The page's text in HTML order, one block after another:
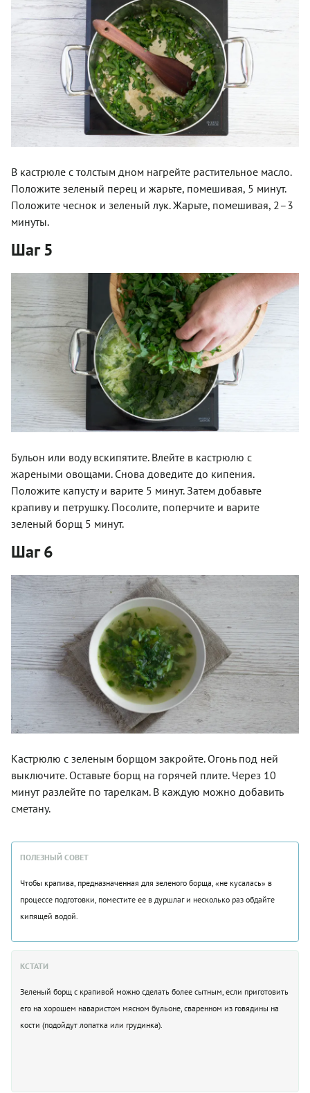
В кастрюле с толстым дном нагрейте растительное масло.
Положите зеленый перец и жарьте, помешивая, 5 минут.
Положите чеснок и зеленый лук. Жарьте, помешивая, 2–3
минуты.
Шаг 5
Бульон или воду вскипятите. Влейте в кастрюлю с
жареными овощами. Снова доведите до кипения.
Положите капусту и варите 5 минут. Затем добавьте
крапиву и петрушку. Посолите, поперчите и варите
зеленый борщ 5 минут.
Шаг 6
Кастрюлю с зеленым борщом закройте. Огонь под ней
выключите. Оставьте борщ на горячей плите. Через 10
минут разлейте по тарелкам. В каждую можно добавить
сметану.
ПОЛЕЗНЫЙ СОВЕТ
Чтобы крапива, предназначенная для зеленого борща, «не кусалась» в
процессе подготовки, поместите ее в дуршлаг и несколько раз обдайте
кипящей водой.
КСТАТИ
Зеленый борщ с крапивой можно сделать более сытным, если приготовить
его на хорошем наваристом мясном бульоне, сваренном из говядины на
кости (подойдут лопатка или грудинка).